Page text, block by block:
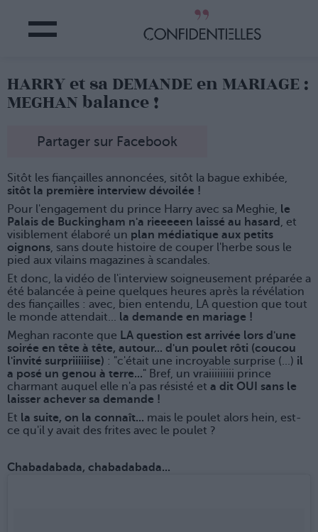
HARRY et sa DEMANDE en MARIAGE :
MEGHAN balance !
Partager sur Facebook
Sitôt les fiançailles annoncées, sitôt la bague exhibée,
sitôt la première interview dévoilée !
Pour l'engagement du prince Harry avec sa Meghie, le
Palais de Buckingham n'a rieeeeen laissé au hasard , et
visiblement élaboré un plan médiatique aux petits
oignons, sans doute histoire de couper l'herbe sous le
pied aux vilains magazines à scandales.
Et donc, la vidéo de l'interview soigneusement préparée a
été balancée à peine quelques heures après la révélation
des fiançailles : avec, bien entendu, LA question que tout
le monde attendait... la demande en mariage !
Meghan raconte que LA question est arrivée lors d'une
soirée en tête à tête, autour... d'un poulet rôti (coucou
l'invité surpriiiiiise) : "c'était une incroyable surprise (...) il
a posé un genou à terre..." Bref, un vraiiiiiiiii prince
charmant auquel elle n'a pas résisté et a dit OUI sans le
laisser achever sa demande !
Et la suite, on la connaît... mais le poulet alors hein, est-
ce qu'il y avait des frites avec le poulet ?
Chabadabada, chabadabada...